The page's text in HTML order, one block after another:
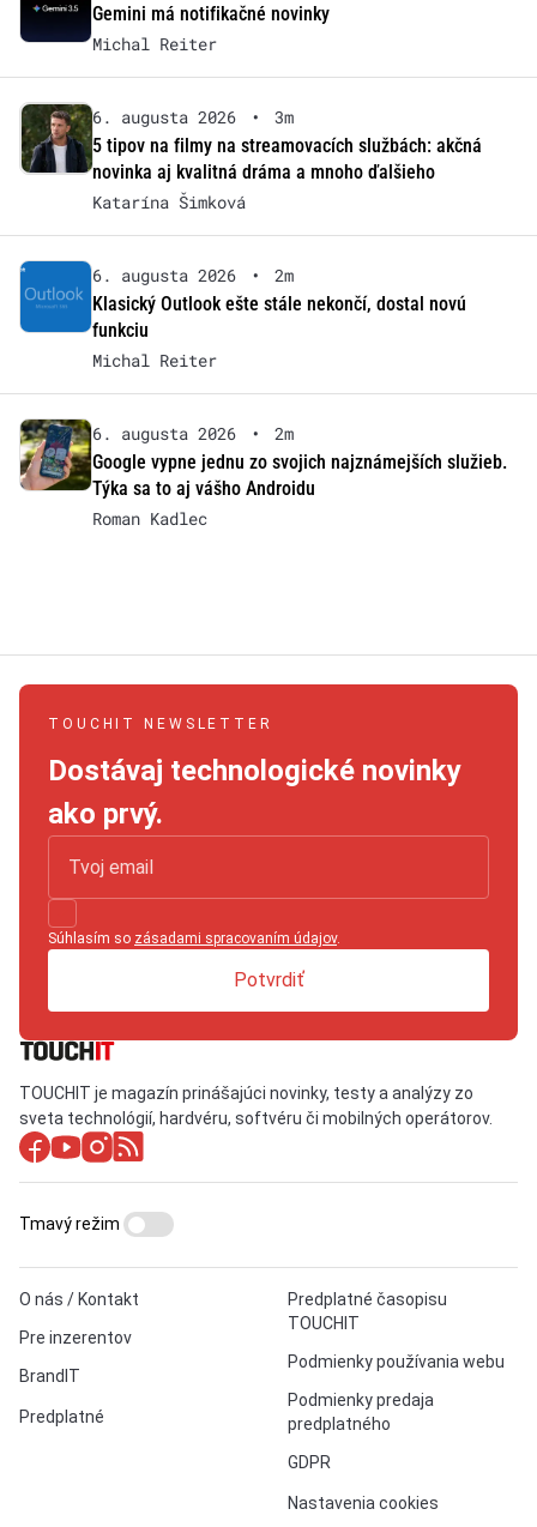
Gemini má notifikačné novinky
Michal Reiter
6. augusta 2026 •
3m
5 tipov na filmy na streamovacích službách: akčná
novinka aj kvalitná dráma a mnoho ďalšieho
Katarína Šimková
6. augusta 2026 •
2m
Klasický Outlook ešte stále nekončí, dostal novú
funkciu
Michal Reiter
6. augusta 2026 •
2m
Google vypne jednu zo svojich najznámejších služieb.
Týka sa to aj vášho Androidu
Roman Kadlec
TOUCHIT NEWSLETTER
Dostávaj technologické novinky
ako prvý.
Súhlasím so zásadami spracovaním údajov.
Potvrdiť
TOUCHIT je magazín prinášajúci novinky, testy a analýzy zo
sveta technológií, hardvéru, softvéru či mobilných operátorov.
O nás / Kontakt
Pre inzerentov
BrandIT
Predplatné
Predplatné časopisu
TOUCHIT
Podmienky používania webu
Podmienky predaja
predplatného
GDPR
Nastavenia cookies
Tmavý režim